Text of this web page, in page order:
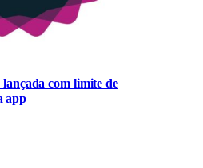
com limite de
app